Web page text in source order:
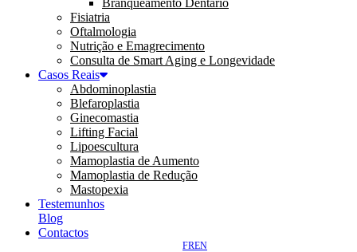
Fisiatria
Oftalmologia
Nutrição e Emagrecimento
Consulta de Smart Aging e Longevidade
Casos Reais
Abdominoplastia
Blefaroplastia
Ginecomastia
Lifting Facial
Lipoescultura
Mamoplastia de Aumento
Mamoplastia de Redução
Mastopexia
Testemunhos
Blog
Contactos
EN
FR